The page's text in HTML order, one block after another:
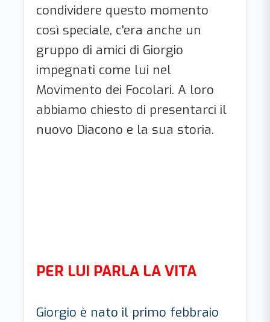
condividere questo momento
così speciale, c'era anche un
gruppo di amici di Giorgio
impegnati come lui nel
Movimento dei Focolari. A loro
abbiamo chiesto di presentarci il
nuovo Diacono e la sua storia.
PER LUI PARLA LA VITA
Giorgio è nato il primo febbraio